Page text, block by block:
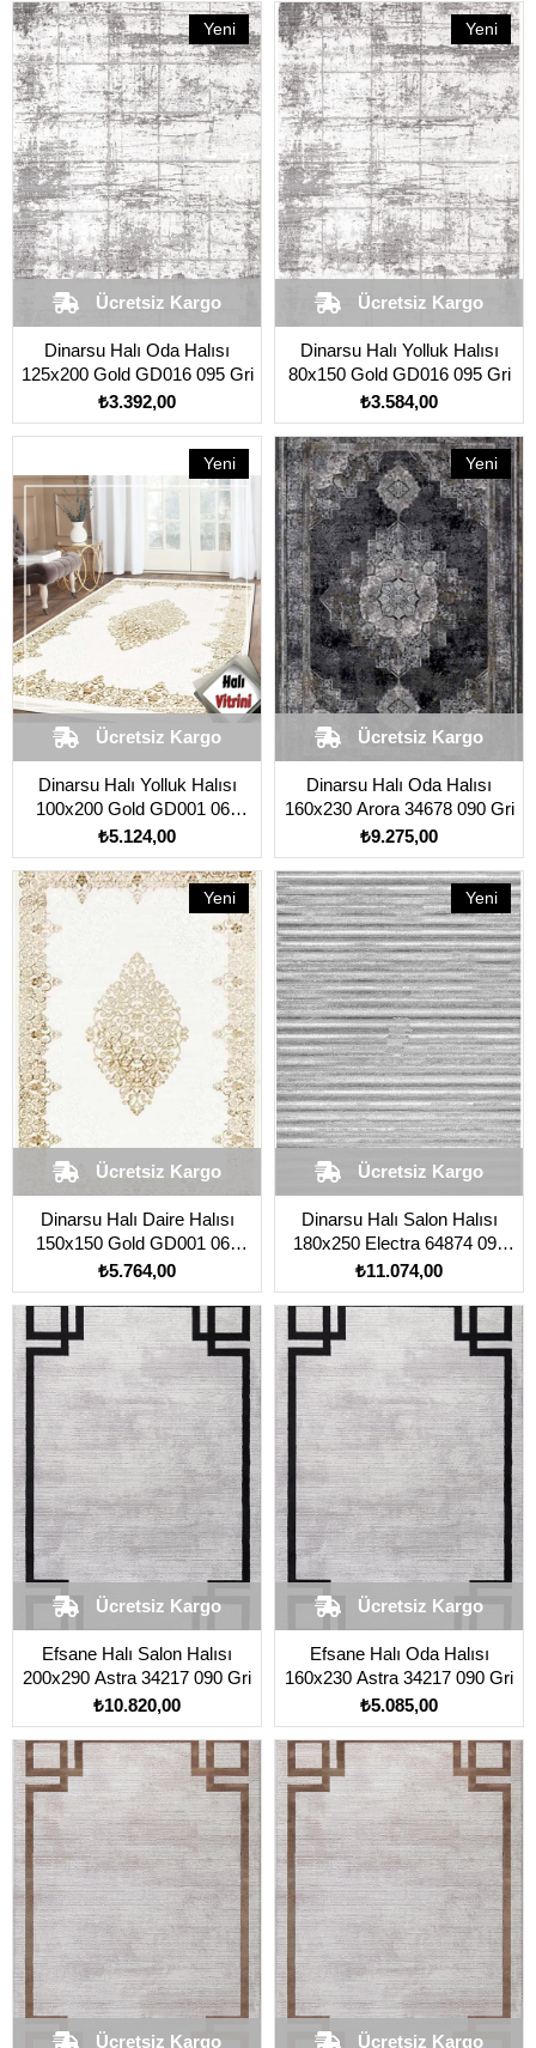
​​​​​​Dinarsu Halı Oda Halısı
125x200 Gold GD016 095 Gri
₺3.392,00
Ücretsiz Kargo
Yeni
Ürün
Dinarsu Halı Yolluk Halısı
80x150 Gold GD016 095 Gri
₺3.584,00
Ücretsiz Kargo
Yeni
Ürün
Dinarsu Halı Yolluk Halısı
100x200 Gold GD001 060
Gold Krem
₺5.124,00
Ücretsiz Kargo
Yeni
Ürün
Dinarsu Halı Oda Halısı
160x230 Arora 34678 090 Gri
₺9.275,00
Ücretsiz Kargo
Yeni
Ürün
Dinarsu Halı Daire Halısı
150x150 Gold GD001 060
Gold Krem
₺5.764,00
Ücretsiz Kargo
Yeni
Ürün
Dinarsu Halı Salon Halısı
180x250 Electra 64874 095
Gri
₺11.074,00
Ücretsiz Kargo
Yeni
Ürün
Efsane Halı Salon Halısı
200x290 Astra 34217 090 Gri
₺10.820,00
Ücretsiz Kargo
Efsane Halı Oda Halısı
160x230 Astra 34217 090 Gri
₺5.085,00
Ücretsiz Kargo
Ücretsiz Kargo Ücretsiz Kargo